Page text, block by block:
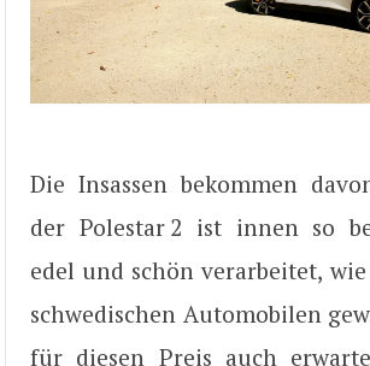
Die Insassen bekommen
der Polestar 2 ist innen so
edel und schön verarbeitet,
schwedischen Automobilen
für diesen Preis auch